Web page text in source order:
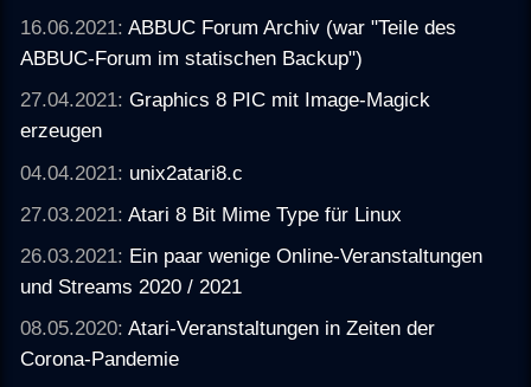
16.06.2021:ABBUC Forum Archiv (war "Teile des
ABBUC-Forum im statischen Backup")
27.04.2021:Graphics 8 PIC mit Image-Magick
erzeugen
04.04.2021: unix2atari8.c
27.03.2021:Atari 8 Bit Mime Type für Linux
26.03.2021: Ein paar wenige Online-Veranstaltungen
und Streams 2020 / 2021
08.05.2020:Atari-Veranstaltungen in Zeiten der
Corona-Pandemie